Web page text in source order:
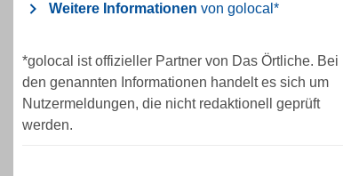
Weitere Informationen von golocal*
*golocal ist offizieller Partner von Das Örtliche. Bei
den genannten Informationen handelt es sich um
Nutzermeldungen, die nicht redaktionell geprüft
werden.